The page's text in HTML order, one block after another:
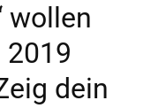
wollen
2019
dein